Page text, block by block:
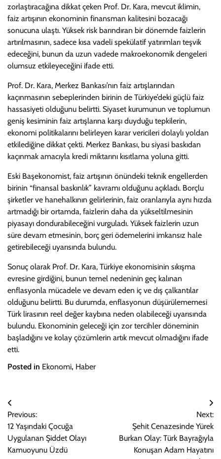
zorlaştıracağına dikkat çeken Prof. Dr. Kara, mevcut iklimin,
faiz artışının ekonominin finansman kalitesini bozacağı
sonucuna ulaştı. Yüksek risk barındıran bir dönemde faizlerin
artırılmasının, sadece kısa vadeli spekülatif yatırımları teşvik
edeceğini, bunun da uzun vadede makroekonomik dengeleri
olumsuz etkileyeceğini ifade etti.
Prof. Dr. Kara, Merkez Bankası’nın faiz artışlarından
kaçınmasının sebeplerinden birinin de Türkiye’deki güçlü faiz
hassasiyeti olduğunu belirtti. Siyaset kurumunun ve toplumun
geniş kesiminin faiz artışlarına karşı duyduğu tepkilerin,
ekonomi politikalarını belirleyen karar vericileri dolaylı yoldan
etkilediğine dikkat çekti. Merkez Bankası, bu siyasi baskıdan
kaçınmak amacıyla kredi miktarını kısıtlama yoluna gitti.
Eski Başekonomist, faiz artışının önündeki teknik engellerden
birinin “finansal baskınlık” kavramı olduğunu açıkladı. Borçlu
şirketler ve hanehalkının gelirlerinin, faiz oranlarıyla aynı hızda
artmadığı bir ortamda, faizlerin daha da yükseltilmesinin
piyasayı dondurabileceğini vurguladı. Yüksek faizlerin uzun
süre devam etmesinin, borç geri ödemelerini imkansız hale
getirebileceği uyarısında bulundu.
Sonuç olarak Prof. Dr. Kara, Türkiye ekonomisinin sıkışma
evresine girdiğini, bunun temel nedeninin geç kalınan
enflasyonla mücadele ve devam eden iç ve dış çalkantılar
olduğunu belirtti. Bu durumda, enflasyonun düşürülememesi
Türk lirasının reel değer kaybına neden olabileceği uyarısında
bulundu. Ekonominin geleceği için zor tercihler döneminin
başladığını ve kolay çözümlerin artık mevcut olmadığını ifade
etti.
Posted in Ekonomi, Haber
Yazı
gezinmesi
Previous:
12 Yaşındaki Çocuğa
Uygulanan Şiddet Olayı
Kamuoyunu Üzdü
Next:
Şehit Cenazesinde Yürek
Burkan Olay: Türk Bayrağıyla
Konuşan Adam Hayatını